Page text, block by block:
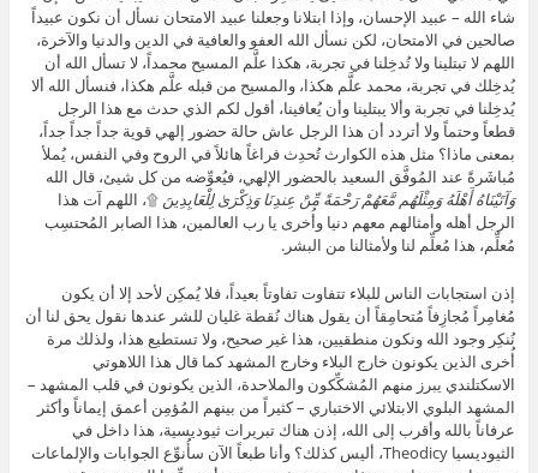
شاء الله – عبيد الإحسان، وإذا ابتلانا وجعلنا عبيد الامتحان نسأل أن نكون عبيداً
صالحين في الامتحان، لكن نسأل الله العفو والعافية في الدين والدنيا والآخرة،
اللهم لا تبتلينا ولا تُدخِلنا في تجربة، هكذا علَّم المسيح محمداً، لا تسأل الله أن
يُدخِلك في تجربة، محمد علَّم هكذا، والمسيح من قبله علَّم هكذا، فنسأل الله ألا
يُدخِلنا في تجربة وألا يبتلينا وأن يُعافينا، أقول لكم الذي حدث مع هذا الرجل
قطعاً وحتماً ولا أتردد أن هذا الرجل عاش حالة حضور إلهي قوية جداً جداً جداً،
بمعنى ماذا؟ مثل هذه الكوارث تُحدِث فراغاً هائلاً في الروح وفي النفس، يُملأ
مُباشَرةً عند المُوفَّق السعيد بالحضور الإلهي، فيُعوِّضه من كل شيئ، قال الله
وَآتَيْنَاهُ أَهْلَهُ وَمِثْلَهُم مَّعَهُمْ رَحْمَةً مِّنْ عِندِنَا وَذِكْرَىٰ لِلْعَابِدِينَ ۩، اللهم آت هذا
الرجل أهله وأمثالهم معهم دنيا وأُخرى يا رب العالمين، هذا الصابر المُحتسِب
مُعلِّم، هذا مُعلِّم لنا ولأمثالنا من البشر.
إذن استجابات الناس للبلاء تتفاوت تفاوتاً بعيداً، فلا يُمكِن لأحد إلا أن يكون
مُغامِراً مُجازِفاً مُتحامِقاً أن يقول هناك نُقطة غليان للشر عندها نقول يحق لنا أن
نُنكِر وجود الله ونكون منطقيين، هذا غير صحيح، ولا تستطيع هذا، ولذلك مرة
أُخرى الذين يكونون خارج البلاء وخارج المشهد كما قال هذا اللاهوتي
الاسكتلندي يبرز منهم المُشكِّكون والملاحدة، الذين يكونون في قلب المشهد –
المشهد البلوي الابتلائي الاختباري – كثيراً من بينهم المُؤمِن أعمق إيماناً وأكثر
عرفاناً بالله وأقرب إلى الله، إذن هناك تبريرات ثيوديسية، هذا داخل في
الثيوديسيا Theodicy، أليس كذلك؟ وأنا طبعاً الآن سأُنوِّع الجوابات والإلماعات